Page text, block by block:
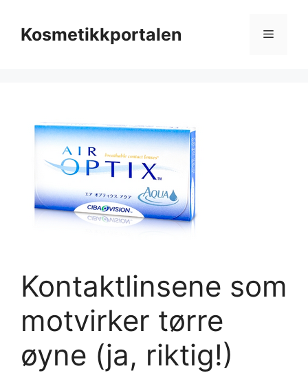
innholdKosmetikkportalen Meny
Kontaktlinsene som
motvirker tørre
øyne (ja, riktig!)